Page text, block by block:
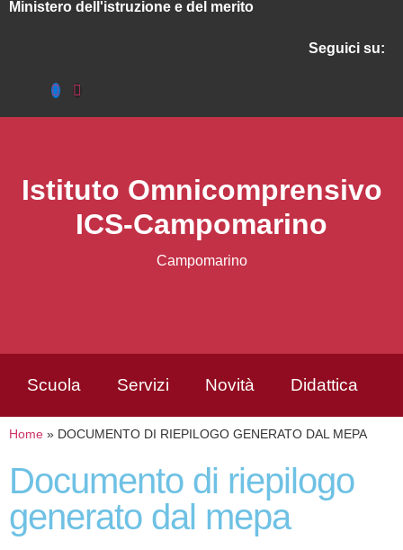
ministero dell'istruzione e del merito
seguici su:
Istituto Omnicomprensivo
ICS-Campomarino
Campomarino
Scuola Servizi Novità Didattica
Home » DOCUMENTO DI RIEPILOGO GENERATO DAL MEPA
documento di riepilogo
generato dal mepa